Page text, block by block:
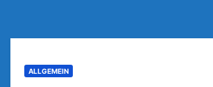
ALLGEMEIN